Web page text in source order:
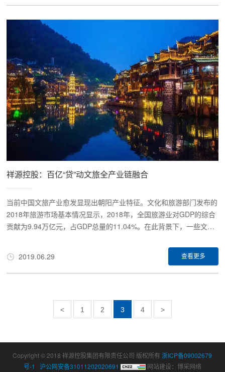
票交易鸣锣开市。300余位各界人士共同见证这一时刻。
祥源控股：百亿“贷”动文旅全产业链融合
当前中国文旅产业愈发显现出朝阳产业特征。文化和旅游部门发布的
2018年旅游市场基本情况显示，2018年，全国旅游业对GDP的综合
贡献为9.94万亿元，占GDP总量的11.04%。在此背景下，一些文旅
文旅市场的先行者——祥源控股集团有限责任公司（以下简称“祥源
控股集团”）。敢于在文旅产业拥挤赛道上竞跑，并朝着“千亿祥源”宏
伟蓝图迈进的祥源控股，究竟凭借什么？
2019.06.29 查看更多
< 1 2 3 4 >
Copyright © 2018祥源控股集团有限责任公司 版权所有浙ICP备09002679
号-1
沪公网安备31011202020691 网站建设： 博采网络